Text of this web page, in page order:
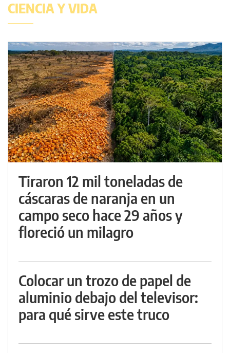
CIENCIA Y VIDA
Tiraron 12 mil toneladas de
cáscaras de naranja en un
campo seco hace 29 años y
floreció un milagro
Colocar un trozo de papel de
aluminio debajo del televisor:
para qué sirve este truco